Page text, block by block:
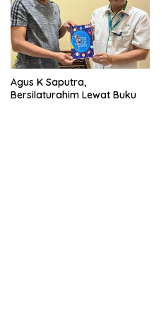
Agus K Saputra,
Bersilaturahim Lewat Buku